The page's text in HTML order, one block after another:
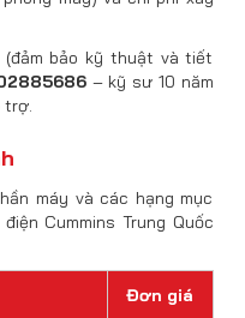
bảo kỹ thuật và tiết
– kỹ sư 10 năm
trợ.
máy và các hạng mục
Cummins Trung Quốc
Đơn giá